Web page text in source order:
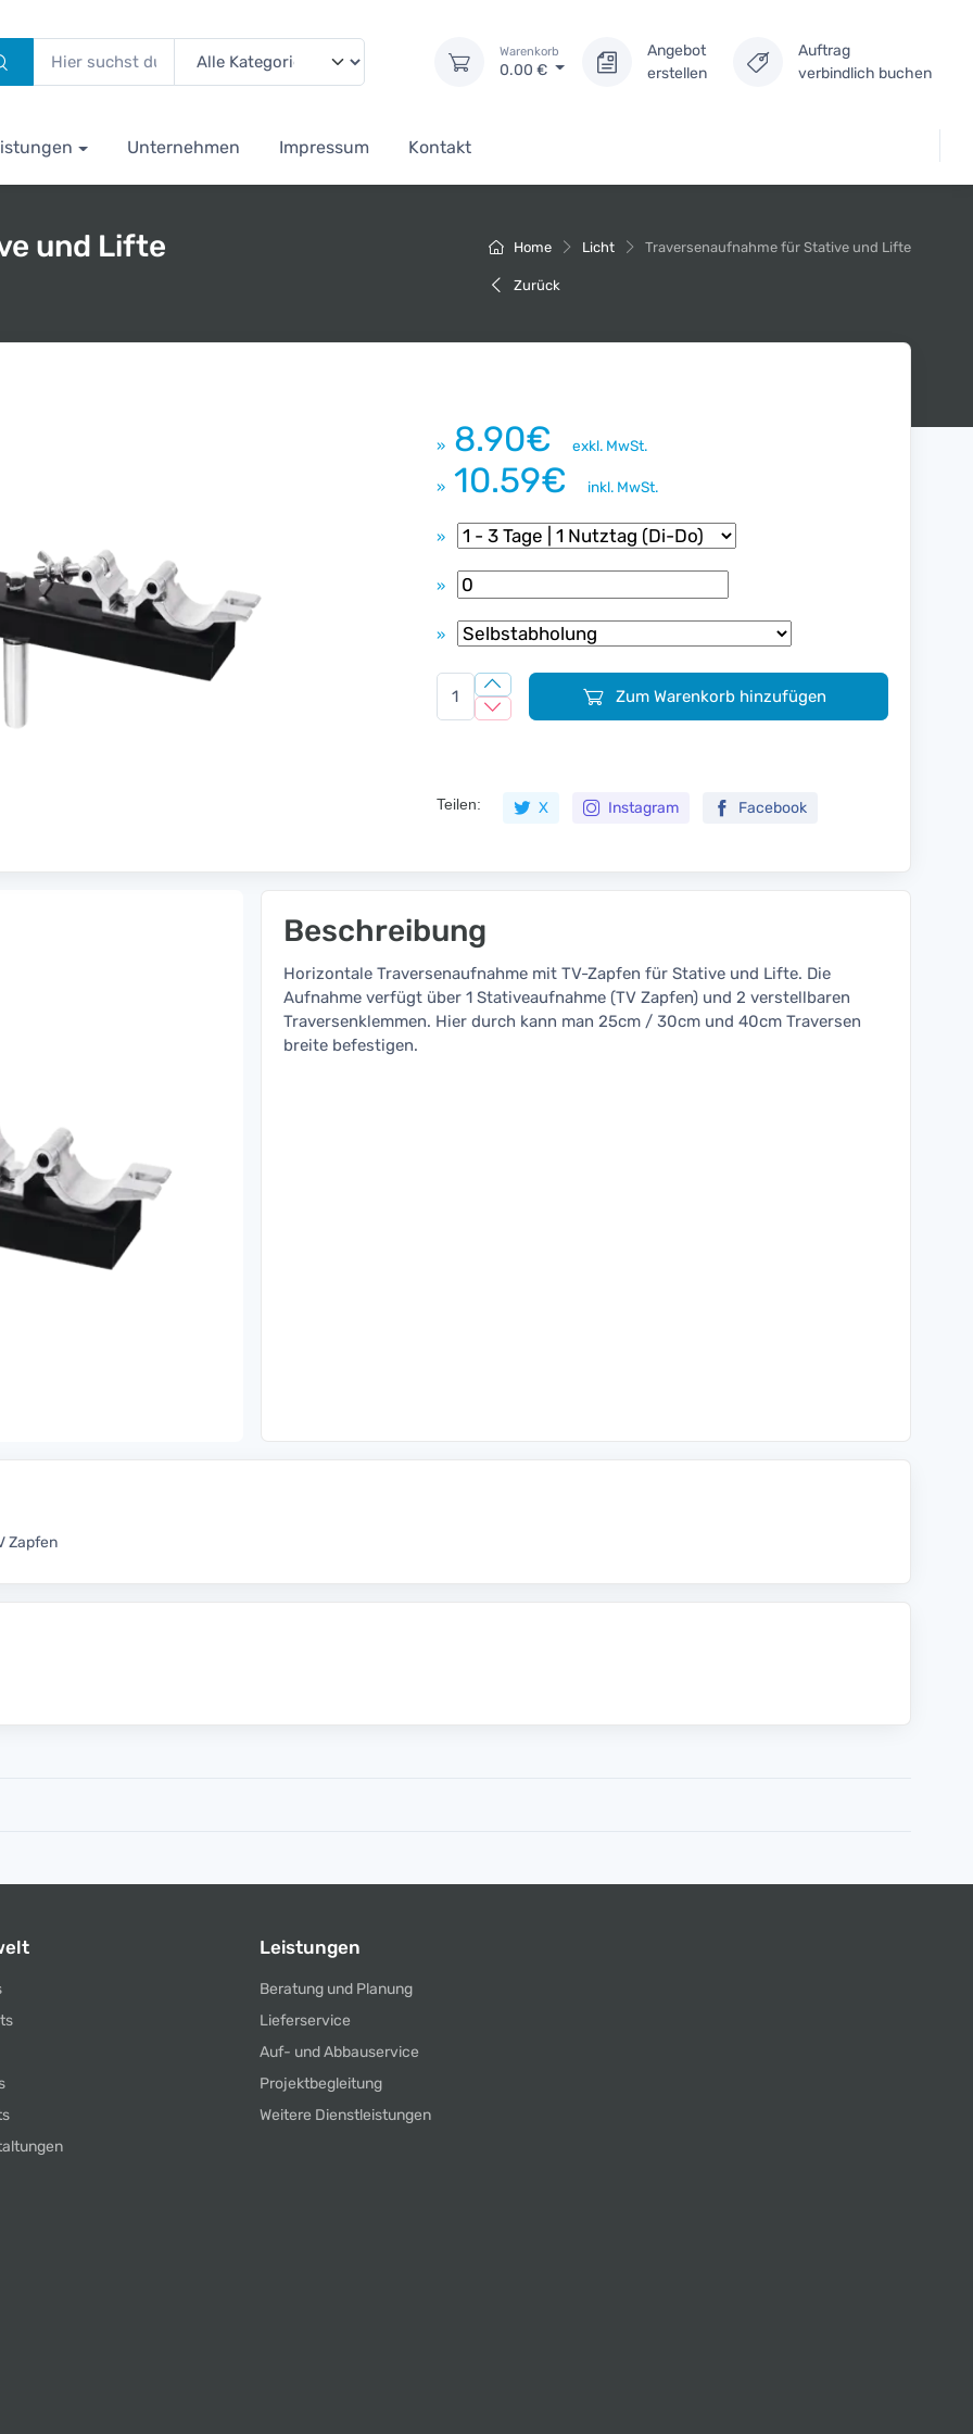
Warenkorb
0.00 €
Angebot
erstellen
Auftrag
verbindlich buchen
Unternehmen Impressum Kontakt
Home Licht Traversenaufnahme für Stative und Lifte
Zurück
und Lifte
» 8.90€ exkl. MwSt.
» 10.59€ inkl. MwSt.
»
»
»
Zum Warenkorb hinzufügen
Teilen: X Instagram Facebook
Beschreibung
Horizontale Traversenaufnahme mit TV-Zapfen für Stative und Lifte. Die
Aufnahme verfügt über 1 Stativeaufnahme (TV Zapfen) und 2 verstellbaren
Traversenklemmen. Hier durch kann man 25cm / 30cm und 40cm Traversen
breite befestigen.
Zapfen
Leistungen
Beratung und Planung
Lieferservice
Auf- und Abbauservice
Projektbegleitung
Weitere Dienstleistungen